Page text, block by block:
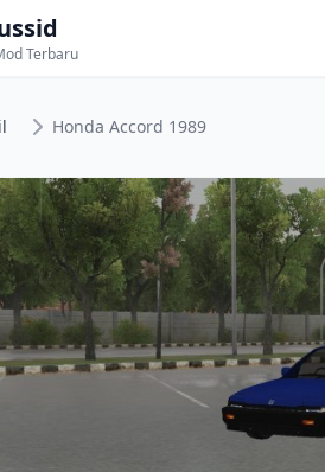
Terbaru
Honda Accord 1989